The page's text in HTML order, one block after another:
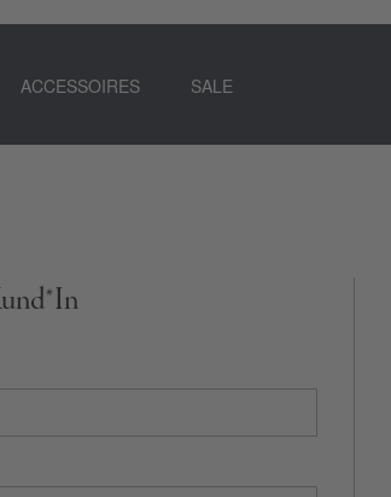
ACCESSOIRES SALE